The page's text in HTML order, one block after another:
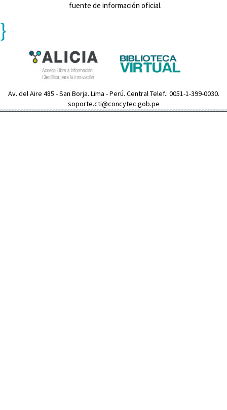
fuente de información oficial.
}
Av. del Aire 485 - San Borja. Lima - Perú. Central Telef.: 0051-1-399-0030.
soporte.cti@concytec.gob.pe